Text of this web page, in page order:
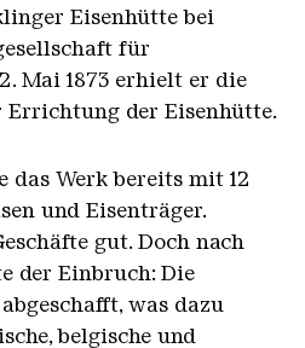
Eisenhütte bei
für
Mai 1873 erhielt er die
Errichtung der Eisenhütte.
das Werk bereits mit 12
und Eisenträger.
gut. Doch nach
der Einbruch: Die
was dazu
belgische und